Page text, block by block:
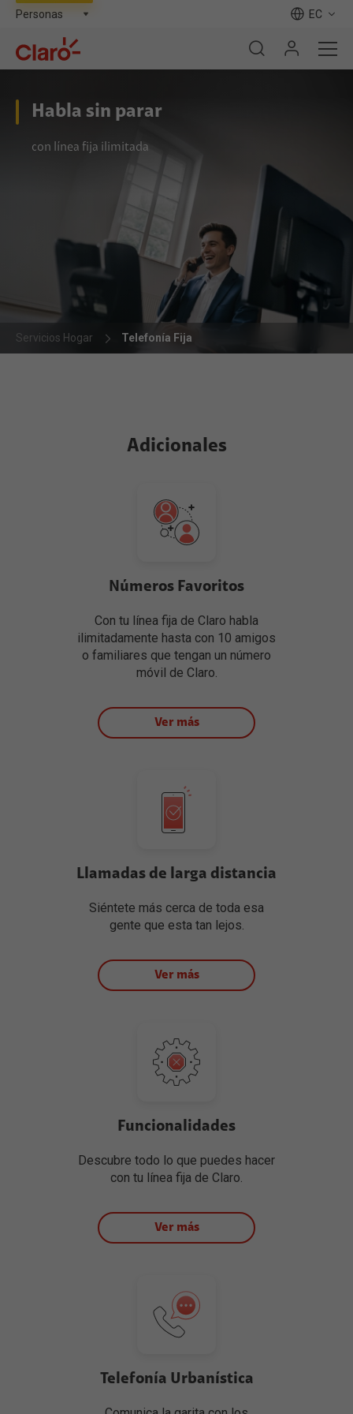
EC
Habla sin parar
con línea fija ilimitada
Servicios Hogar Telefonía Fija
Adicionales
Números Favoritos
Con tu línea fija de Claro habla
ilimitadamente hasta con 10 amigos
o familiares que tengan un número
móvil de Claro.
Ver más
Llamadas de larga distancia
Siéntete más cerca de toda esa
gente que esta tan lejos.
Ver más
Funcionalidades
Descubre todo lo que puedes hacer
con tu línea fija de Claro.
Ver más
Telefonía Urbanística